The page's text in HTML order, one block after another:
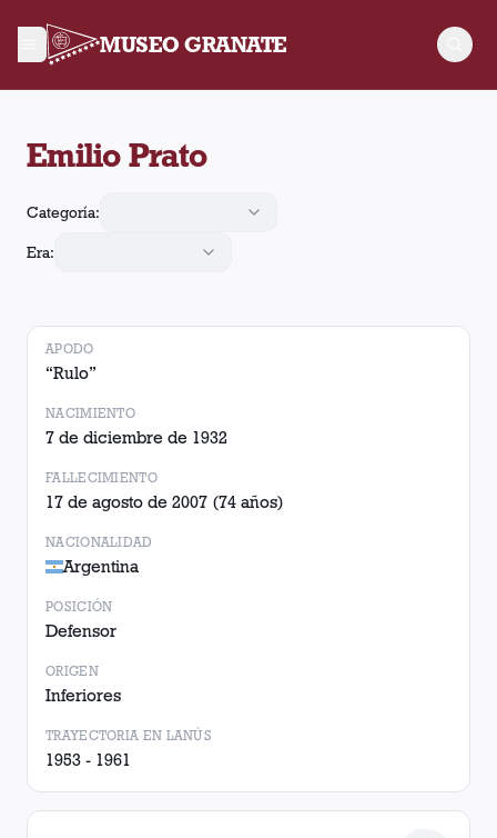
MUSEO GRANATE
Emilio Prato
Categoría:
Era:
APODO
“Rulo”
NACIMIENTO
7 de diciembre de 1932
FALLECIMIENTO
17 de agosto de 2007 (74 años)
NACIONALIDAD
Argentina
POSICIÓN
Defensor
ORIGEN
Inferiores
TRAYECTORIA EN LANÚS
1953 - 1961